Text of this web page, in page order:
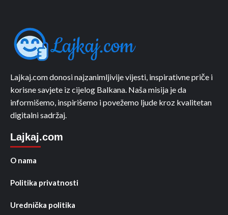
Lajkaj.com donosi najzanimljivije vijesti, inspirativne priče i
korisne savjete iz cijelog Balkana. Naša misija je da
informišemo, inspirišemo i povežemo ljude kroz kvalitetan
digitalni sadržaj.
Lajkaj.com
O nama
Politika privatnosti
Urednička politika